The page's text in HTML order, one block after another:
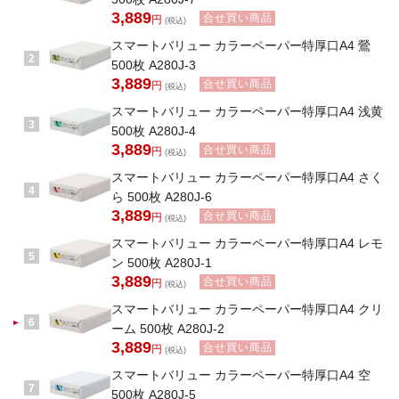
3,889円 (税込) 合せ買い商品
2
スマートバリュー カラーペーパー特厚口A4 鶯
500枚 A280J-3
3,889円 (税込) 合せ買い商品
3
スマートバリュー カラーペーパー特厚口A4 浅黄
500枚 A280J-4
3,889円 (税込) 合せ買い商品
4
スマートバリュー カラーペーパー特厚口A4 さく
ら 500枚 A280J-6
3,889円 (税込) 合せ買い商品
5
スマートバリュー カラーペーパー特厚口A4 レモ
ン 500枚 A280J-1
3,889円 (税込) 合せ買い商品
6
スマートバリュー カラーペーパー特厚口A4 クリ
ーム 500枚 A280J-2
3,889円 (税込) 合せ買い商品
7
スマートバリュー カラーペーパー特厚口A4 空
500枚 A280J-5